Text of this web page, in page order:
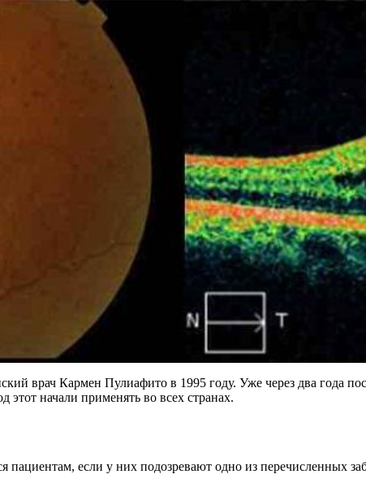
врач Кармен Пулиафито в 1995 году. Уже через два года
начали применять во всех странах.
пациентам, если у них подозревают одно из перечисленных